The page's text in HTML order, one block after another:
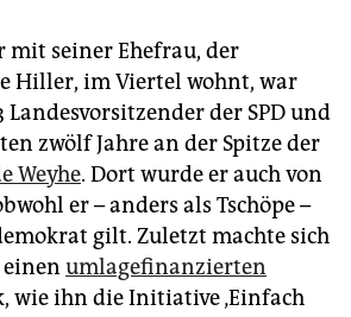
mit seiner Ehefrau, der
Hiller, im Viertel wohnt, war
Landesvorsitzender der SPD und
zwölf Jahre an der Spitze der
Weyhe. Dort wurde er auch von
er – anders als Tschöpe –
gilt. Zuletzt machte sich
umlagefinanzierten
wie ihn die Initiative ‚Einfach